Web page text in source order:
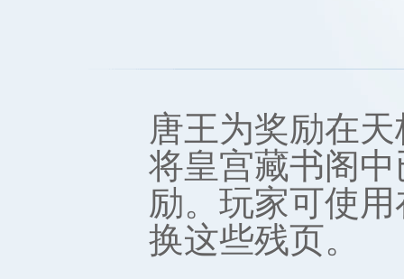
唐王为奖励在
将皇宫藏书阁
励。玩家可使
换这些残页。